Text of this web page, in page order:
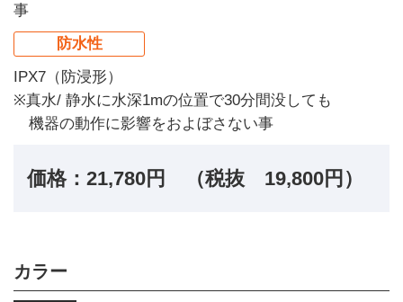
事
防水性
IPX7（防浸形）
※真水/ 静水に水深1mの位置で30分間没しても
機器の動作に影響をおよぼさない事
価格：21,780円 （税抜 19,800円）
カラー